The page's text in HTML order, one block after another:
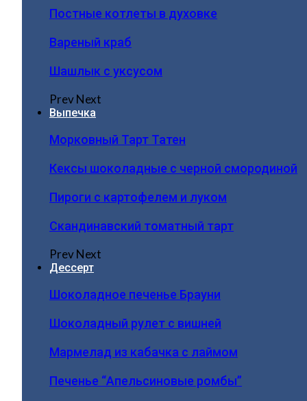
Постные котлеты в духовке
Вареный краб
Шашлык с уксусом
PrevNext
Выпечка
Морковный Тарт Татен
Кексы шоколадные с черной смородиной
Пироги c картофелем и луком
Скандинавский томатный тарт
PrevNext
Дессерт
Шоколадное печенье Брауни
Шоколадный рулет с вишней
Мармелад из кабачка с лаймом
Печенье “Апельсиновые ромбы”